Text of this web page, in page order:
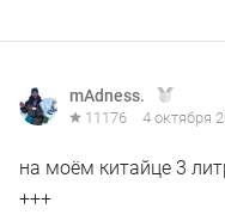
mAdness.
11176 4 октября
на моём китайце 3
+++